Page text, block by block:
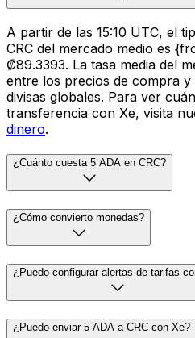
A partir de las 15:10 UTC, el
CRC del mercado medio es
₡89.3393. La tasa media del
entre los precios de compra
divisas globales. Para ver
transferencia con Xe, visita
dinero.
¿Cuánto cuesta 5 ADA en CRC?
¿Cómo convierto monedas?
¿Puedo configurar alertas de tarifas
¿Puedo enviar 5 ADA a CRC con Xe?